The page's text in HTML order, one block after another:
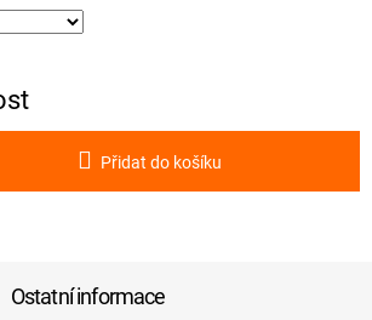
Přidat do košíku
Ostatní informace